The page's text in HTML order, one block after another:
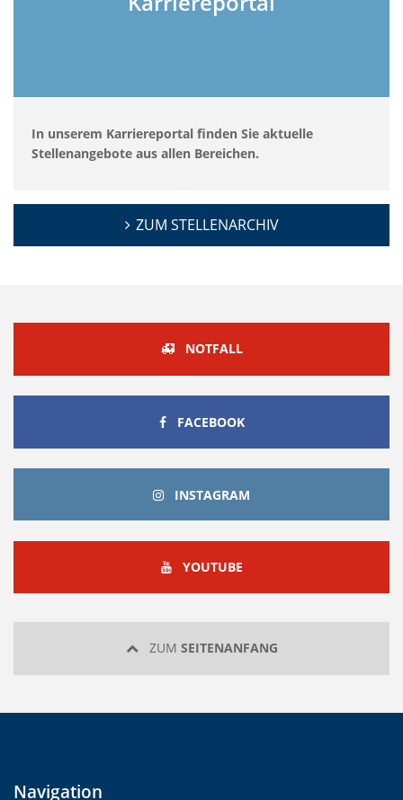
In unserem Karriereportal finden Sie aktuelle
Stellenangebote aus allen Bereichen.
ZUM STELLENARCHIV
NOTFALL
FACEBOOKFACEBOOK
INSTAGRAM
YOUTUBEYOUTUBE
ZUM SEITENANFANG
Navigation